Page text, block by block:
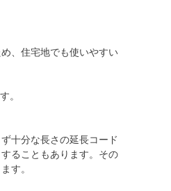
、住宅地でも使いやすい
。
十分な長さの延長コード
ることもあります。その
す。